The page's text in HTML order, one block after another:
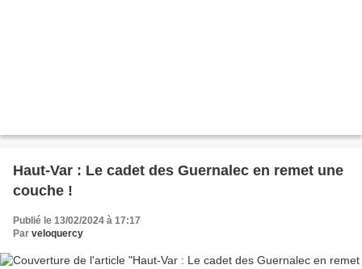
Haut-Var : Le cadet des Guernalec en remet une
couche !
Publié le 13/02/2024 à 17:17
Par veloquercy